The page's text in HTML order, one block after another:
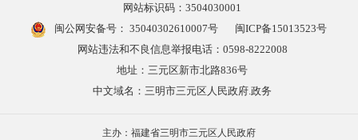
网站标识码：3504030001
闽公网安备号： 35040302610007号
闽ICP备15013523号
网站违法和不良信息举报电话：0598-8222008
地址：三元区新市北路836号
中文域名：三明市三元区人民政府.政务
主办：福建省三明市三元区人民政府